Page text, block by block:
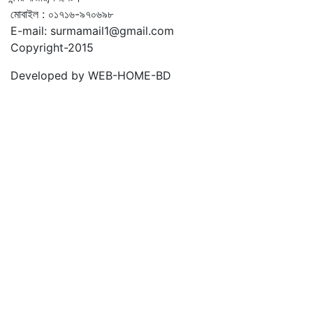
মোবাইল : ০১৭১৬-৯৭০৬৯৮
E-mail: surmamail1@gmail.com
Copyright-2015
Developed by WEB-HOME-BD